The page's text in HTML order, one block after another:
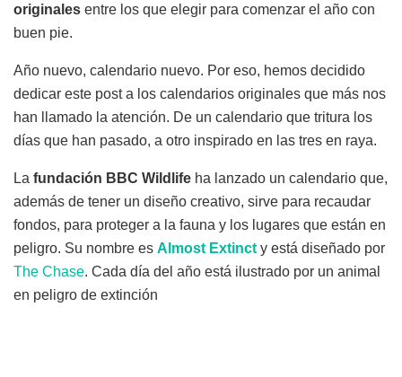
originales entre los que elegir para comenzar el año con
buen pie.
Año nuevo, calendario nuevo. Por eso, hemos decidido
dedicar este post a los calendarios originales que más nos
han llamado la atención. De un calendario que tritura los
días que han pasado, a otro inspirado en las tres en raya.
La fundación BBC Wildlife ha lanzado un calendario que,
además de tener un diseño creativo, sirve para recaudar
fondos, para proteger a la fauna y los lugares que están en
peligro. Su nombre es Almost Extinct y está diseñado por
The Chase. Cada día del año está ilustrado por un animal
en peligro de extinción